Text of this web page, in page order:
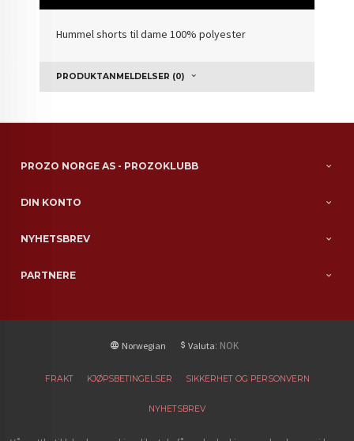
Hummel shorts til dame 100% polyester
PRODUKTANMELDELSER (0)
PROZO NORGE AS - PROZOKLUBB
DIN KONTO
NYHETSBREV
PARTNERE
Norwegian Valuta: NOK
FRAKT KJØPSBETINGELSER SIKKERHET OG PERSONVERN
NYHETSBREV